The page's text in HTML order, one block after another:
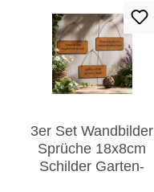
3er Set Wandbilder
Sprüche 18x8cm
Schilder Garten-